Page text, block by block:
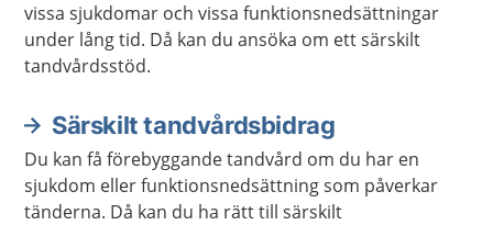
vissa sjukdomar och vissa funktionsnedsättningar
under lång tid. Då kan du ansöka om ett särskilt
tandvårdsstöd.
Särskilt tandvårdsbidrag
Du kan få förebyggande tandvård om du har en
sjukdom eller funktionsnedsättning som påverkar
tänderna. Då kan du ha rätt till särskilt